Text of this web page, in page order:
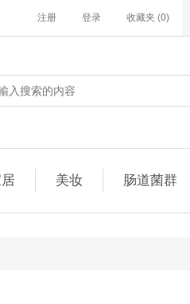
注册 登录 收藏夹 (0)
美妆 肠道菌群